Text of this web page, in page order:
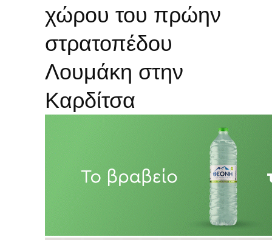
χώρου του πρώην
στρατοπέδου
Λουμάκη στην
Καρδίτσα